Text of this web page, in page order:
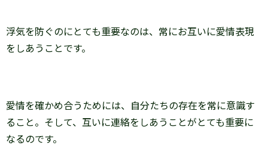
浮気を防ぐのにとても重要なのは、常にお互いに愛情表現
をしあうことです。
愛情を確かめ合うためには、自分たちの存在を常に意識す
ること。そして、互いに連絡をしあうことがとても重要に
なるのです。